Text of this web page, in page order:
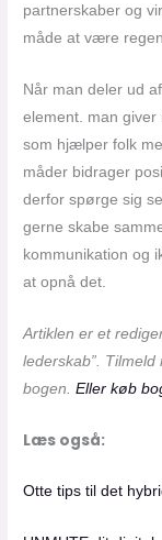
partnerskaber og
måde at være
Når man deler ud
element. man giver
som hjælper folk
måder bidrager
derfor spørge sig
gerne skabe
kommunikation og
at opnå det.
Artiklen er et
lederskab”.
bogen.Eller køb
Læs også:
Otte tips til det